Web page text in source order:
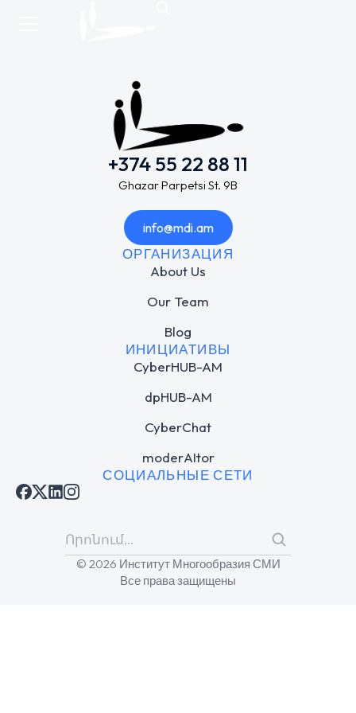
+374 55 22 88 11
Ghazar Parpetsi St. 9B
info@mdi.am
ОРГАНИЗАЦИЯ
About Us
Our Team
Blog
ИНИЦИАТИВЫ
CyberHUB-AM
dpHUB-AM
CyberChat
moderAItor
СОЦИАЛЬНЫЕ СЕТИ
© 2026 Институт Многообразия СМИ
Все права защищены